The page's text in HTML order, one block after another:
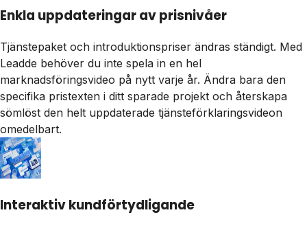
Enkla uppdateringar av prisnivåer
Tjänstepaket och introduktionspriser ändras ständigt. Med
Leadde behöver du inte spela in en hel
marknadsföringsvideo på nytt varje år. Ändra bara den
specifika pristexten i ditt sparade projekt och återskapa
sömlöst den helt uppdaterade tjänsteförklaringsvideon
omedelbart.
Interaktiv kundförtydligande